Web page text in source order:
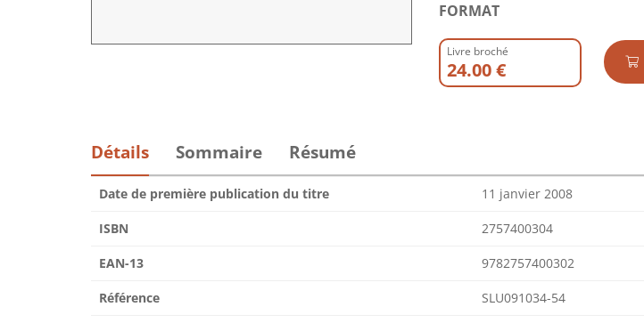
FORMAT
Livre broché
24.00 €
Détails Sommaire Résumé
Date de première publication du titre 11 janvier 2008
ISBN 2757400304
EAN-13 9782757400302
Référence SLU091034-54